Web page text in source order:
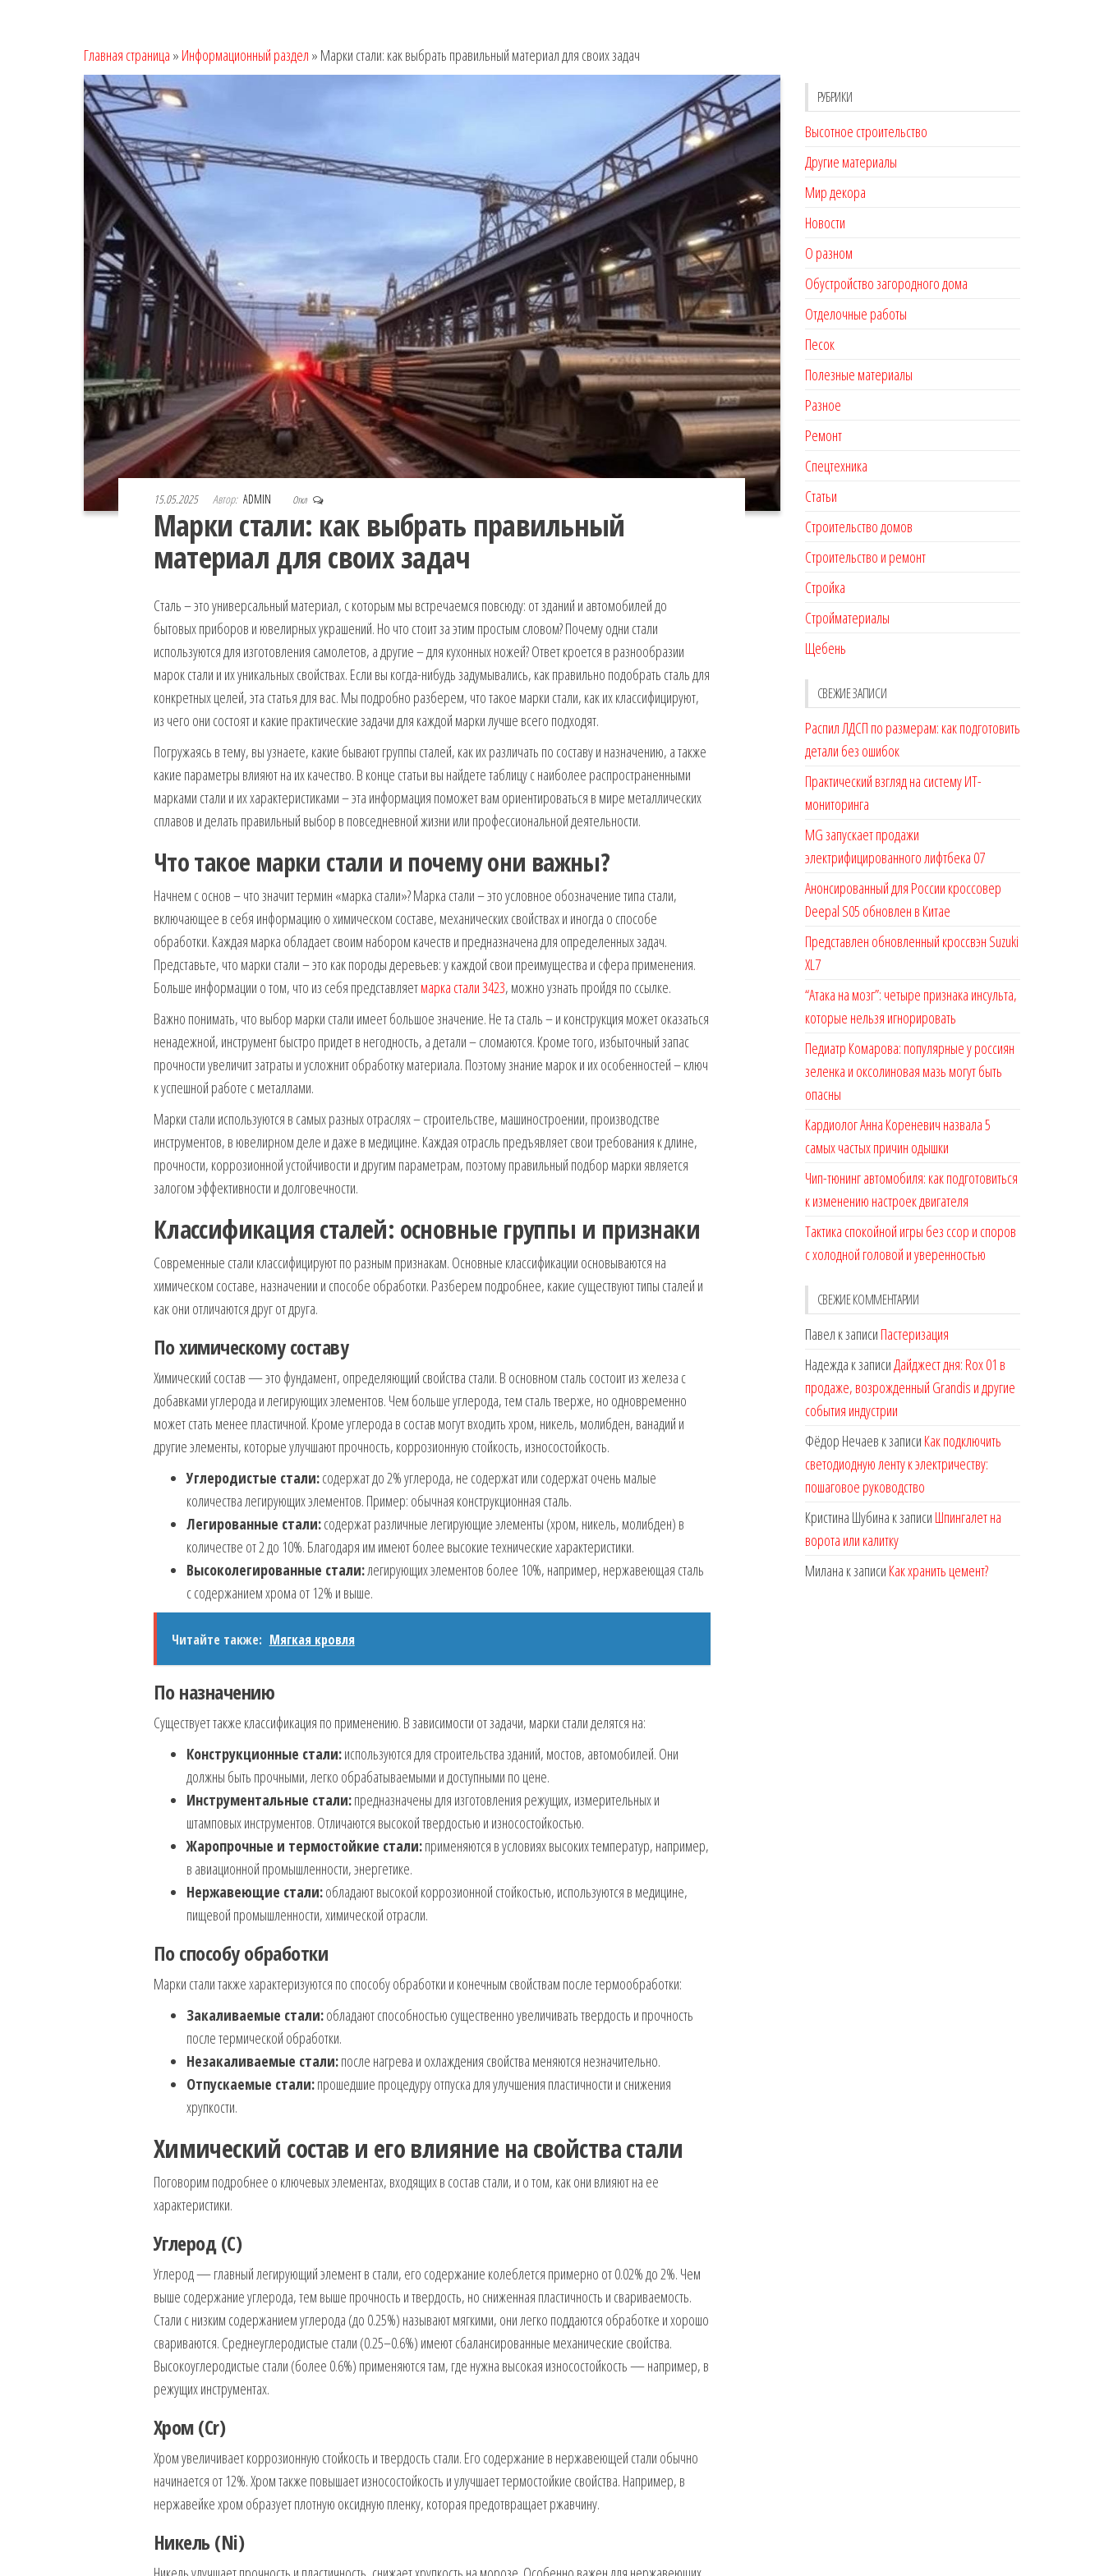
Главная страница » Информационный раздел » Марки стали: как выбрать правильный материал для своих задач
15.05.2025 Автор: ADMIN Откл
Марки стали: как выбрать правильный
материал для своих задач
Сталь – это универсальный материал, с которым мы встречаемся повсюду: от зданий и автомобилей до
бытовых приборов и ювелирных украшений. Но что стоит за этим простым словом? Почему одни стали
используются для изготовления самолетов, а другие – для кухонных ножей? Ответ кроется в разнообразии
марок стали и их уникальных свойствах. Если вы когда-нибудь задумывались, как правильно подобрать сталь для
конкретных целей, эта статья для вас. Мы подробно разберем, что такое марки стали, как их классифицируют,
из чего они состоят и какие практические задачи для каждой марки лучше всего подходят.
Погружаясь в тему, вы узнаете, какие бывают группы сталей, как их различать по составу и назначению, а также
какие параметры влияют на их качество. В конце статьи вы найдете таблицу с наиболее распространенными
марками стали и их характеристиками – эта информация поможет вам ориентироваться в мире металлических
сплавов и делать правильный выбор в повседневной жизни или профессиональной деятельности.
Что такое марки стали и почему они важны?
Начнем с основ – что значит термин «марка стали»? Марка стали – это условное обозначение типа стали,
включающее в себя информацию о химическом составе, механических свойствах и иногда о способе
обработки. Каждая марка обладает своим набором качеств и предназначена для определенных задач.
Представьте, что марки стали – это как породы деревьев: у каждой свои преимущества и сфера применения.
Больше информации о том, что из себя представляетмарка стали 3423, можно узнать пройдя по ссылке.
Важно понимать, что выбор марки стали имеет большое значение. Не та сталь – и конструкция может оказаться
ненадежной, инструмент быстро придет в негодность, а детали – сломаются. Кроме того, избыточный запас
прочности увеличит затраты и усложнит обработку материала. Поэтому знание марок и их особенностей – ключ
к успешной работе с металлами.
Марки стали используются в самых разных отраслях – строительстве, машиностроении, производстве
инструментов, в ювелирном деле и даже в медицине. Каждая отрасль предъявляет свои требования к длине,
прочности, коррозионной устойчивости и другим параметрам, поэтому правильный подбор марки является
залогом эффективности и долговечности.
Классификация сталей: основные группы и признаки
Современные стали классифицируют по разным признакам. Основные классификации основываются на
химическом составе, назначении и способе обработки. Разберем подробнее, какие существуют типы сталей и
как они отличаются друг от друга.
По химическому составу
Химический состав — это фундамент, определяющий свойства стали. В основном сталь состоит из железа с
добавками углерода и легирующих элементов. Чем больше углерода, тем сталь тверже, но одновременно
может стать менее пластичной. Кроме углерода в состав могут входить хром, никель, молибден, ванадий и
другие элементы, которые улучшают прочность, коррозионную стойкость, износостойкость.
Углеродистые стали:содержат до 2% углерода, не содержат или содержат очень малые
количества легирующих элементов. Пример: обычная конструкционная сталь.
Легированные стали:содержат различные легирующие элементы (хром, никель, молибден) в
количестве от 2 до 10%. Благодаря им имеют более высокие технические характеристики.
Высоколегированные стали:легирующих элементов более 10%, например, нержавеющая сталь
с содержанием хрома от 12% и выше.
Читайте также: Мягкая кровля
По назначению
Существует также классификация по применению. В зависимости от задачи, марки стали делятся на:
Конструкционные стали:используются для строительства зданий, мостов, автомобилей. Они
должны быть прочными, легко обрабатываемыми и доступными по цене.
Инструментальные стали:предназначены для изготовления режущих, измерительных и
штамповых инструментов. Отличаются высокой твердостью и износостойкостью.
Жаропрочные и термостойкие стали:применяются в условиях высоких температур, например,
в авиационной промышленности, энергетике.
Нержавеющие стали:обладают высокой коррозионной стойкостью, используются в медицине,
пищевой промышленности, химической отрасли.
По способу обработки
Марки стали также характеризуются по способу обработки и конечным свойствам после термообработки:
Закаливаемые стали:обладают способностью существенно увеличивать твердость и прочность
после термической обработки.
Незакаливаемые стали:после нагрева и охлаждения свойства меняются незначительно.
Отпускаемые стали:прошедшие процедуру отпуска для улучшения пластичности и снижения
хрупкости.
Химический состав и его влияние на свойства стали
Поговорим подробнее о ключевых элементах, входящих в состав стали, и о том, как они влияют на ее
характеристики.
Углерод (С)
Углерод — главный легирующий элемент в стали, его содержание колеблется примерно от 0.02% до 2%. Чем
выше содержание углерода, тем выше прочность и твердость, но сниженная пластичность и свариваемость.
Стали с низким содержанием углерода (до 0.25%) называют мягкими, они легко поддаются обработке и хорошо
свариваются. Среднеуглеродистые стали (0.25–0.6%) имеют сбалансированные механические свойства.
Высокоуглеродистые стали (более 0.6%) применяются там, где нужна высокая износостойкость — например, в
режущих инструментах.
Хром (Cr)
Хром увеличивает коррозионную стойкость и твердость стали. Его содержание в нержавеющей стали обычно
начинается от 12%. Хром также повышает износостойкость и улучшает термостойкие свойства. Например, в
нержавейке хром образует плотную оксидную пленку, которая предотвращает ржавчину.
Никель (Ni)
РУБРИКИ
Высотное строительство
Другие материалы
Мир декора
Новости
О разном
Обустройство загородного дома
Отделочные работы
Песок
Полезные материалы
Разное
Ремонт
Спецтехника
Статьи
Строительство домов
Строительство и ремонт
Стройка
Стройматериалы
Щебень
СВЕЖИЕ ЗАПИСИ
Распил ЛДСП по размерам: как подготовить
детали без ошибок
Практический взгляд на систему ИТ-
мониторинга
MG запускает продажи
электрифицированного лифтбека 07
Анонсированный для России кроссовер
Deepal S05 обновлен в Китае
Представлен обновленный кроссвэн Suzuki
XL7
“Атака на мозг”: четыре признака инсульта,
которые нельзя игнорировать
Педиатр Комарова: популярные у россиян
зеленка и оксолиновая мазь могут быть
опасны
Кардиолог Анна Кореневич назвала 5
самых частых причин одышки
Чип-тюнинг автомобиля: как подготовиться
к изменению настроек двигателя
Тактика спокойной игры без ссор и споров
с холодной головой и уверенностью
СВЕЖИЕ КОММЕНТАРИИ
Павел к записи Пастеризация
Надежда к записиДайджест дня: Rox 01 в
продаже, возрожденный Grandis и другие
события индустрии
Фёдор Нечаев к записи Как подключить
светодиодную ленту к электричеству:
пошаговое руководство
Кристина Шубина к записи Шпингалет на
ворота или калитку
Милана к записи Как хранить цемент?